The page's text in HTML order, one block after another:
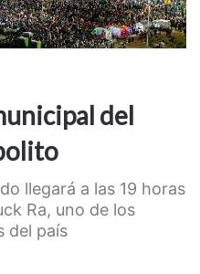
del
llegará a las 19 horas
Ra, uno de los
del país